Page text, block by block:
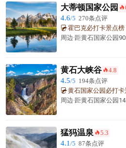
大蒂顿国家公园 󰺂
4.6/5 270条点评
霍巴克必打卡景点榜
周边·距黄石国家公园
黄石大峡谷 󰺂4.8
4.5/5 194条点评
黄石国家公园必打卡
周边·距黄石国家公园
猛犸温泉 󰺂5.3
4.1/5 87条点评